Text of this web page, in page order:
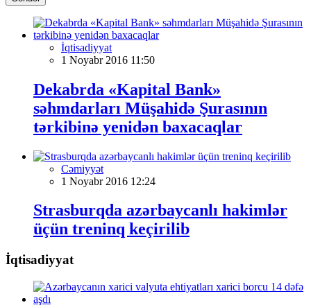
İqtisadiyyat
1 Noyabr 2016 11:50
Dekabrda «Kapital Bank»
səhmdarları Müşahidə Şurasının
tərkibinə yenidən baxacaqlar
Cəmiyyət
1 Noyabr 2016 12:24
Strasburqda azərbaycanlı hakimlər
üçün treninq keçirilib
İqtisadiyyat